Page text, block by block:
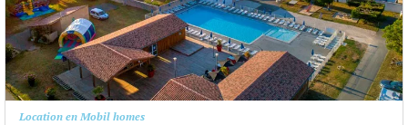
Location en Mobil homes